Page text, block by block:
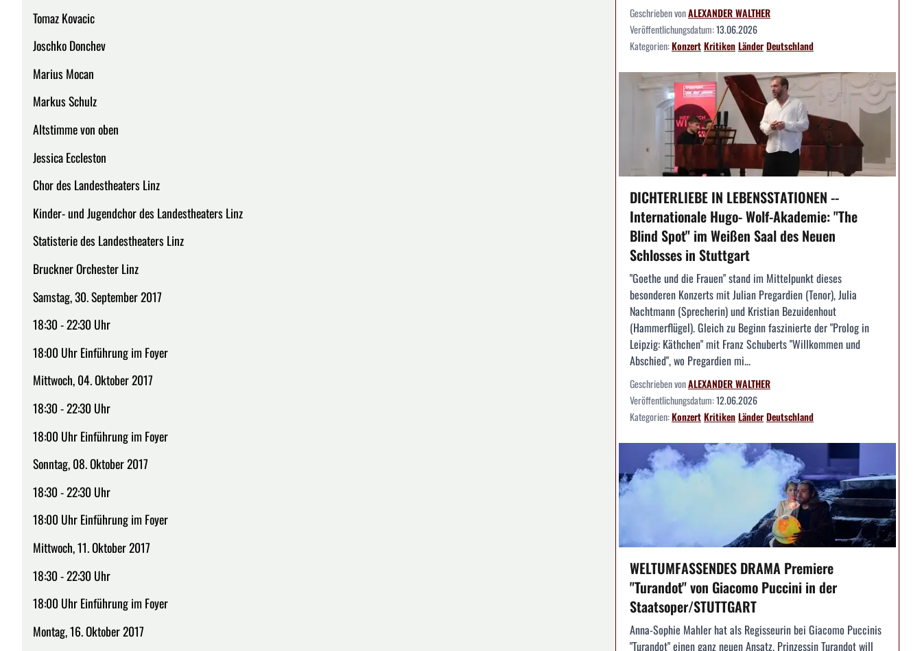
Tomaz Kovacic
Joschko Donchev
Marius Mocan
Markus Schulz
Altstimme von oben
Jessica Eccleston
Chor des Landestheaters Linz
Kinder- und Jugendchor des Landestheaters Linz
Statisterie des Landestheaters Linz
Bruckner Orchester Linz
Samstag, 30. September 2017
18:30 - 22:30 Uhr
18:00 Uhr Einführung im Foyer
Mittwoch, 04. Oktober 2017
18:30 - 22:30 Uhr
18:00 Uhr Einführung im Foyer
Sonntag, 08. Oktober 2017
18:30 - 22:30 Uhr
18:00 Uhr Einführung im Foyer
Mittwoch, 11. Oktober 2017
18:30 - 22:30 Uhr
18:00 Uhr Einführung im Foyer
Montag, 16. Oktober 2017
Geschrieben vonALEXANDER WALTHER
Veröffentlichungsdatum:13.06.2026
Kategorien:KonzertKritikenLänderDeutschland
DICHTERLIEBE IN LEBENSSTATIONEN --
Internationale Hugo- Wolf-Akademie: "The
Blind Spot" im Weißen Saal des Neuen
Schlosses in Stuttgart
"Goethe und die Frauen" stand im Mittelpunkt dieses
besonderen Konzerts mit Julian Pregardien (Tenor), Julia
Nachtmann (Sprecherin) und Kristian Bezuidenhout
(Hammerflügel). Gleich zu Beginn faszinierte der "Prolog in
Leipzig: Käthchen" mit Franz Schuberts "Willkommen und
Abschied", wo Pregardien mi...
Geschrieben vonALEXANDER WALTHER
Veröffentlichungsdatum:12.06.2026
Kategorien:KonzertKritikenLänderDeutschland
WELTUMFASSENDES DRAMA Premiere
"Turandot" von Giacomo Puccini in der
Staatsoper/STUTTGART
Anna-Sophie Mahler hat als Regisseurin bei Giacomo Puccinis
"Turandot" einen ganz neuen Ansatz. Prinzessin Turandot will